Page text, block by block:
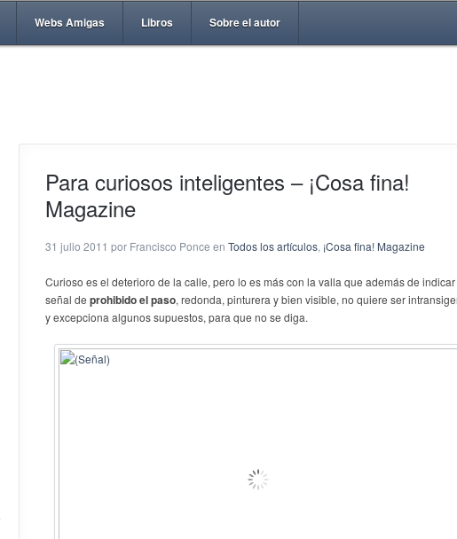
Webs Amigas Libros Sobre el autor
Para curiosos inteligentes – ¡Cosa fina!
Magazine
31 julio 2011 por Francisco Ponce en Todos los artículos, ¡Cosa fina! Magazine
Curioso es el deterioro de la calle, pero lo es más con la valla que además de
señal de prohibido el paso, redonda, pinturera y bien visible, no quiere ser
y excepciona algunos supuestos, para que no se diga.